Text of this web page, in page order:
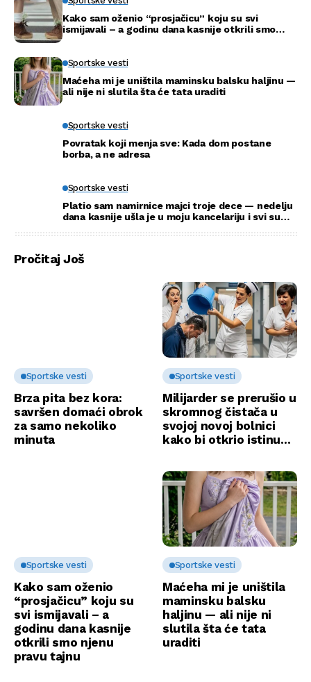
Kako sam oženio “prosjačicu” koju su svi
ismijavali – a godinu dana kasnije otkrili smo
Sportske vesti
Maćeha mi je uništila maminsku balsku haljinu —
ali nije ni slutila šta će tata uraditi
Sportske vesti
Povratak koji menja sve: Kada dom postane
borba, a ne adresa
Sportske vesti
Platio sam namirnice majci troje dece — nedelju
dana kasnije ušla je u moju kancelariju i svi su
Pročitaj Još
Sportske vesti
Brza pita bez kora:
savršen domaći obrok
za samo nekoliko
minuta
Sportske vesti
Milijarder se prerušio u
skromnog čistača u
svojoj novoj bolnici
kako bi otkrio istinu…
Sportske vesti
Kako sam oženio
“prosjačicu” koju su
svi ismijavali – a
godinu dana kasnije
otkrili smo njenu
pravu tajnu
Sportske vesti
Maćeha mi je uništila
maminsku balsku
haljinu — ali nije ni
slutila šta će tata
uraditi